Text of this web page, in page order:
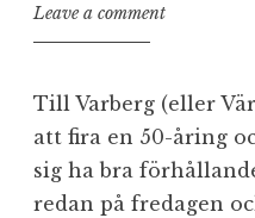
Leave a comment
Till Varberg (eller
att fira en 50-åring
sig ha bra
redan på fredagen